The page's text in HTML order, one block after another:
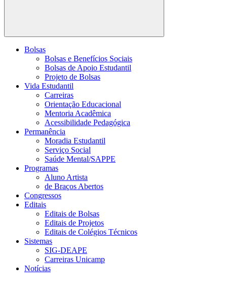
Buscar
Bolsas
Bolsas e Benefícios Sociais
Bolsas de Apoio Estudantil
Projeto de Bolsas
Vida Estudantil
Carreiras
Orientação Educacional
Mentoria Acadêmica
Acessibilidade Pedagógica
Permanência
Moradia Estudantil
Serviço Social
Saúde Mental/SAPPE
Programas
Aluno Artista
de Braços Abertos
Congressos
Editais
Editais de Bolsas
Editais de Projetos
Editais de Colégios Técnicos
Sistemas
SIG-DEAPE
Carreiras Unicamp
Notícias